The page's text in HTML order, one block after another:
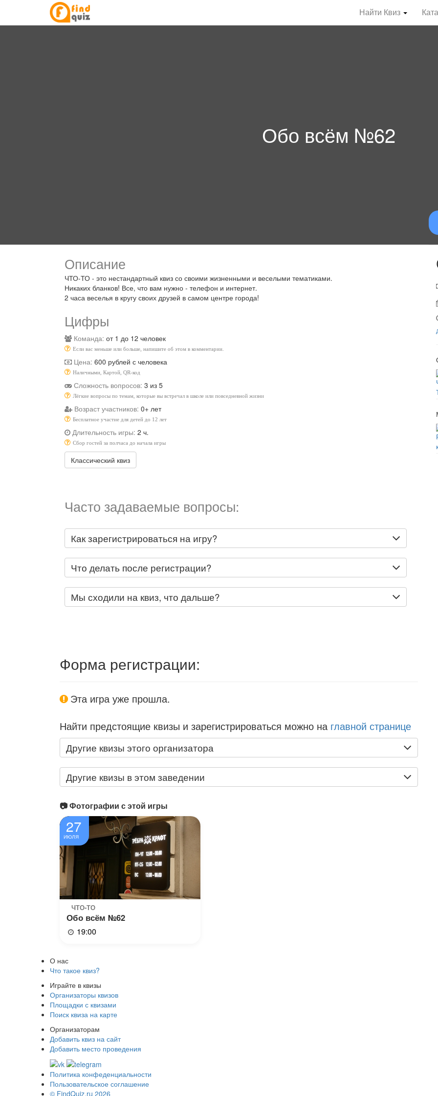
Найти Квиз
Обо всём №62
Описание
ЧТО-ТО - это нестандартный квиз со своими жизненными и веселыми тематиками.
Никаких бланков! Все, что вам нужно - телефон и интернет.
2 часа веселья в кругу своих друзей в самом центре города!
Цифры
Команда: от 1 до 12 человек
Если вас меньше или больше, напишите об этом в комментарии.
Цена: 600 рублей с человека
Наличными, Картой, QR-код
Сложность вопросов: 3 из 5
Лёгкие вопросы по темам, которые вы встречал в школе или повседневной жизни
Возраст участников: 0+ лет
Бесплатное участие для детей до 12 лет
Длительность игры: 2 ч.
Сбор гостей за полчаса до начала игры
Классический квиз
Часто задаваемые вопросы:
Как зарегистрироваться на игру?
Что делать после регистрации?
Мы сходили на квиз, что дальше?
Форма регистрации:
Эта игра уже прошла.
Найти предстоящие квизы и зарегистрироваться можно на главной странице
Другие квизы этого организатора
Другие квизы в этом заведении
📷 Фотографии с этой игры
27
ИЮЛЯ
ЧТО-ТО
Обо всём №62
19:00
О нас
Что такое квиз?
Играйте в квизы
Организаторы квизов
Площадки с квизами
Поиск квиза на карте
Организаторам
Добавить квиз на сайт
Добавить место проведения
Политика конфеденциальности
Пользовательское соглашение
© FindQuiz.ru 2026